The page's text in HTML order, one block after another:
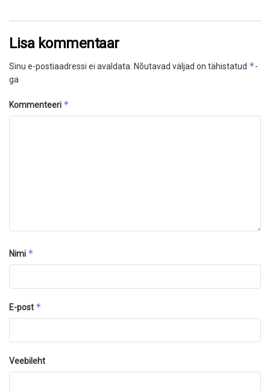
Lisa kommentaar
Sinu e-postiaadressi ei avaldata. Nõutavad väljad on tähistatud *-
ga
Kommenteeri *
Nimi *
E-post *
Veebileht